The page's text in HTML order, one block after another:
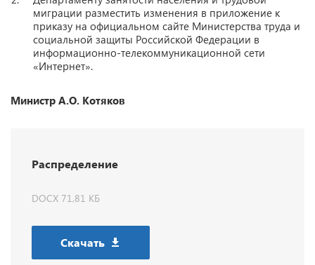
миграции разместить изменения в приложение к
приказу на официальном сайте Министерства труда и
социальной защиты Российской Федерации в
информационно-телекоммуникационной сети
«Интернет».
Министр А.О. Котяков
Распределение
DOCX 71,81 КБ
Скачать